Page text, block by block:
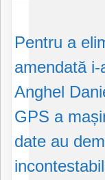
​Pentru a
amendată
Anghel
GPS a
date au